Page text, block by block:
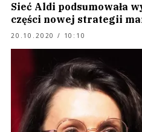
Sieć Aldi podsumowała
części nowej strategii
20.10.2020 / 10:10